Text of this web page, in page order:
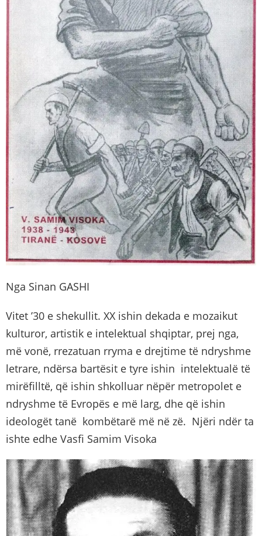
Nga Sinan GASHI
Vitet ’30 e shekullit. XX ishin dekada e mozaikut
kulturor, artistik e intelektual shqiptar, prej nga,
më vonë, rrezatuan rryma e drejtime të ndryshme
letrare, ndërsa bartësit e tyre ishin intelektualë të
mirëfilltë, që ishin shkolluar nëpër metropolet e
ndryshme të Evropës e më larg, dhe që ishin
ideologët tanë kombëtarë më në zë. Njëri ndër ta
ishte edhe Vasfi Samim Visoka